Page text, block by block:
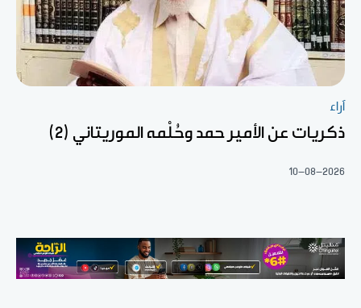
آراء
ذكريات عن الأمير حمد وحُلْمه الموريتاني (2)
10-08-2026